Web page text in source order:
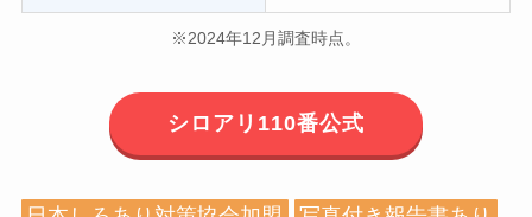
※2024年12月調査時点。
シロアリ110番公式